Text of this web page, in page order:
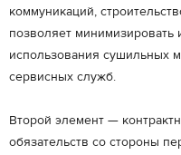
коммуникаций,
позволяет минимизировать
использования сушильных
сервисных служб.
Второй элемент —
обязательств со стороны